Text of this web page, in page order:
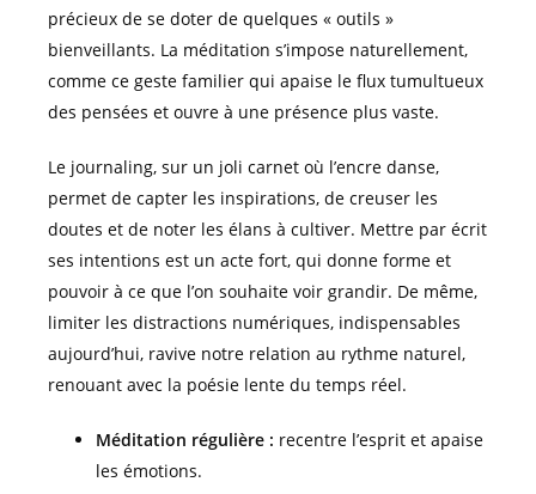
précieux de se doter de quelques « outils »
bienveillants. La méditation s’impose naturellement,
comme ce geste familier qui apaise le flux tumultueux
des pensées et ouvre à une présence plus vaste.
Le journaling, sur un joli carnet où l’encre danse,
permet de capter les inspirations, de creuser les
doutes et de noter les élans à cultiver. Mettre par écrit
ses intentions est un acte fort, qui donne forme et
pouvoir à ce que l’on souhaite voir grandir. De même,
limiter les distractions numériques, indispensables
aujourd’hui, ravive notre relation au rythme naturel,
renouant avec la poésie lente du temps réel.
Méditation régulière : recentre l’esprit et apaise
les émotions.